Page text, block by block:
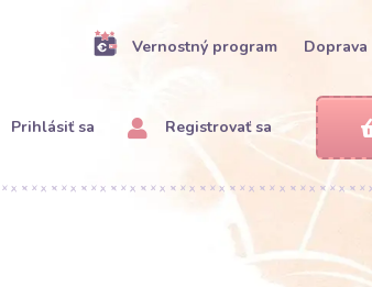
Vernostný program Doprava
Prihlásiť sa Registrovať sa